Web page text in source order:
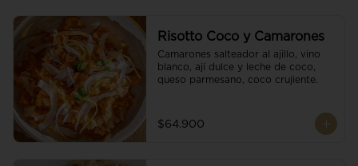
Risotto Coco y Camarones
Camarones salteador al ajillo, vino
blanco, ají dulce y leche de coco,
queso parmesano, coco crujiente.
$64.900